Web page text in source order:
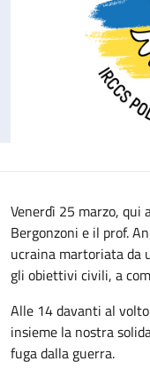
Venerdì 25 marzo, qui
Bergonzoni e il prof.
ucraina martoriata da
gli obiettivi civili, a
Alle 14 davanti al
insieme la nostra
fuga dalla guerra.